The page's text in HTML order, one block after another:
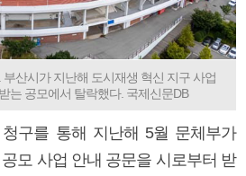
산시가 지난해 도시재생 혁신 지구 사업
는 공모에서 탈락했다. 국제신문DB
구를 통해 지난해 5월 문체부가
모 사업 안내 공문을 시로부터 받